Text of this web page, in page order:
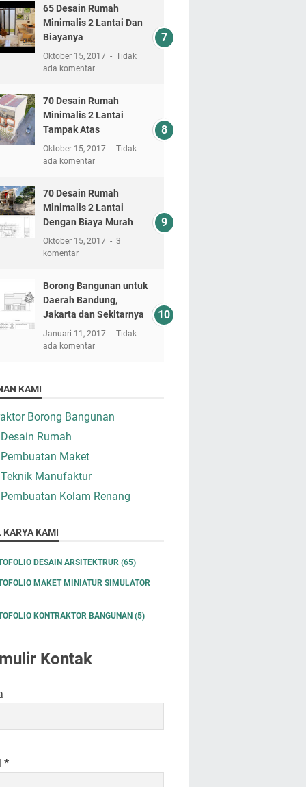
65 Desain Rumah
Minimalis 2 Lantai Dan
Biayanya
Oktober 15, 2017
Tidak
ada komentar
70 Desain Rumah
Minimalis 2 Lantai
Tampak Atas
Oktober 15, 2017
Tidak
ada komentar
70 Desain Rumah
Minimalis 2 Lantai
Dengan Biaya Murah
Oktober 15, 2017
3
komentar
Borong Bangunan untuk
Daerah Bandung,
Jakarta dan Sekitarnya
Januari 11, 2017
Tidak
ada komentar
KAMI
Borong Bangunan
Rumah
Maket
Manufaktur
Kolam Renang
KARYA KAMI
DESAIN ARSITEKTRUR (65)
MAKET MINIATUR SIMULATOR
KONTRAKTOR BANGUNAN (5)
Kontak
*